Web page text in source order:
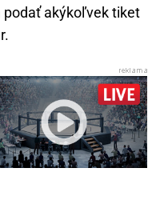
podať akýkoľvek tiket